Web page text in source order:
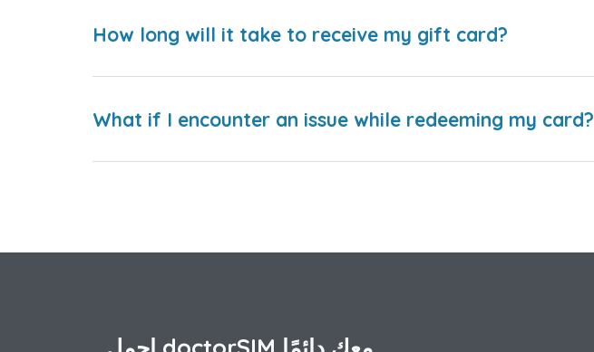
How long will it take to receive my gift card?
What if I encounter an issue while redeeming my card?